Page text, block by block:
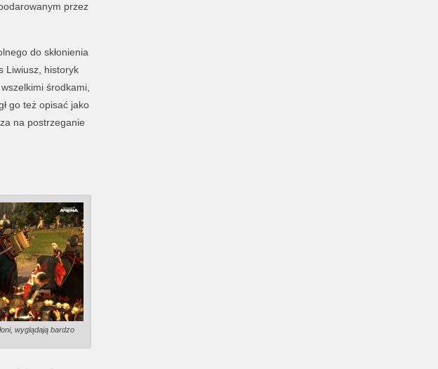
przez
do skłonienia
Liwiusz, historyk
środkami,
go też opisać jako
na postrzeganie
wyglądają bardzo